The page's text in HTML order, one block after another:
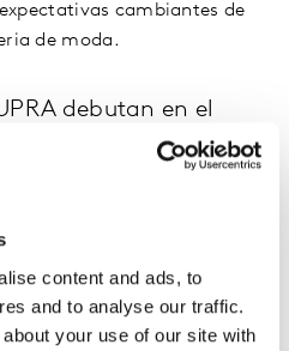
content and ads, to
and to analyse our traffic.
your use of our site with
cambiantes de
de moda.
debutan en el
de dólares.
su relevancia
con gran resonancia
desarrollado una